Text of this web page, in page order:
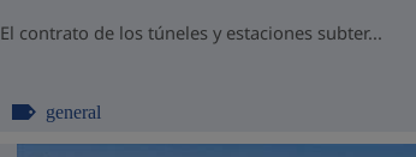
El contrato de los túneles y estaciones subter...
general